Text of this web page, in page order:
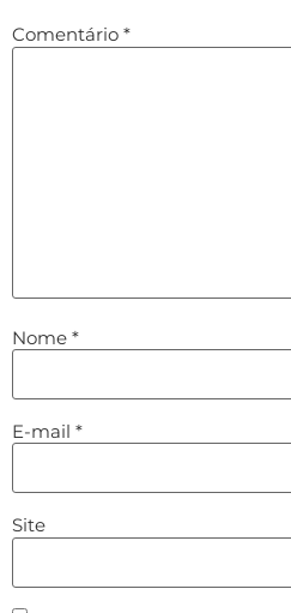
Comentário *
Nome *
E-mail *
Site